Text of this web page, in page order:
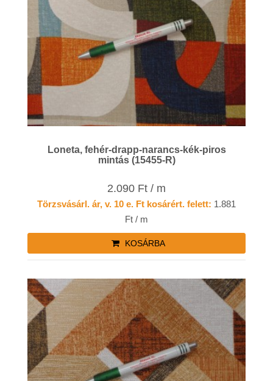
Loneta, fehér-drapp-narancs-kék-piros
mintás (15455-R)
2.090 Ft / m
Törzsvásárl. ár, v. 10 e. Ft kosárért. felett: 1.881
Ft / m
KOSÁRBA